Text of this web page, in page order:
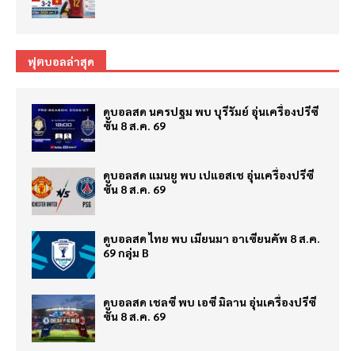
ฟุตบอลล่าสุด
ดูบอลสด นครปฐม พบ บุรีรัมย์ อุ่นเครื่องปรีซี
ซั่น 8 ส.ค. 69
ดูบอลสด แมนยู พบ เปแอสเช อุ่นเครื่องปรีซี
ซั่น 8 ส.ค. 69
ดูบอลสด ไทย พบ เมียนมา อาเซียนคัพ 8 ส.ค.
69 กลุ่ม B
ดูบอลสด เชลซี พบ เอซี มิลาน อุ่นเครื่องปรีซี
ซั่น 8 ส.ค. 69